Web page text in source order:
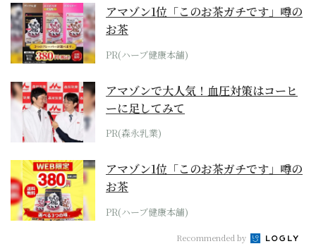
アマゾン1位「このお茶ガチです」噂の
お茶
PR(ハーブ健康本舗)
アマゾンで大人気！血圧対策はコーヒ
ーに足してみて
PR(森永乳業)
アマゾン1位「このお茶ガチです」噂の
お茶
PR(ハーブ健康本舗)
Recommended by